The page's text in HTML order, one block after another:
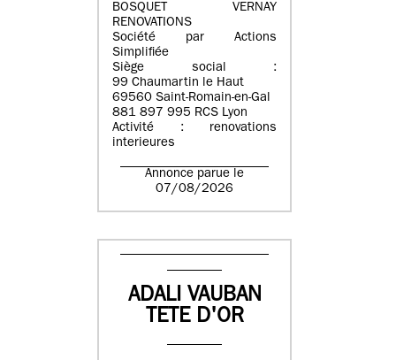
BOSQUET VERNAY
RENOVATIONS
Société par Actions
Simplifiée
Siège social :
99 Chaumartin le Haut
69560 Saint-Romain-en-Gal
881 897 995 RCS Lyon
Activité : renovations
interieures
Annonce parue le
07/08/2026
ADALI VAUBAN
TETE D'OR